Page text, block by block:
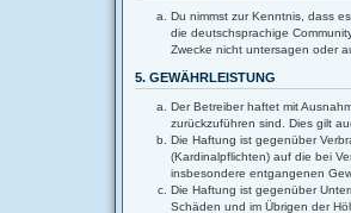
Du nimmst zur Kenntnis, dass
die deutschsprachige
Zwecke nicht untersagen oder
5. GEWÄHRLEISTUNG
Der Betreiber haftet mit
zurückzuführen sind. Dies gilt
Die Haftung ist gegenüber
(Kardinalpflichten) auf die bei
insbesondere entgangenen
Die Haftung ist gegenüber
Schäden und im Übrigen der